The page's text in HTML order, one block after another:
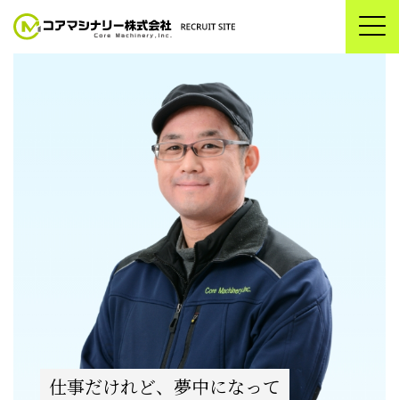
仕事だけれど、夢中になって